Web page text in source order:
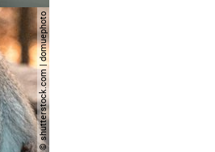
© shutterstock.com | domuephoto